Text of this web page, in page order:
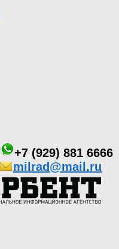
+7 (929) 881 6666
milrad@mail.ru